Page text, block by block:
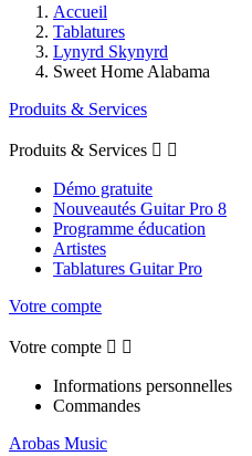
Accueil
Tablatures
Lynyrd Skynyrd
Sweet Home Alabama
Produits & Services
Produits & Services  
Démo gratuite
Nouveautés Guitar Pro 8
Programme éducation
Artistes
Tablatures Guitar Pro
Votre compte
Votre compte  
Informations personnelles
Commandes
Arobas Music